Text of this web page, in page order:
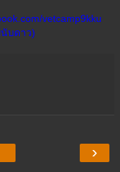
vetcamp9kku
บดาว)
›